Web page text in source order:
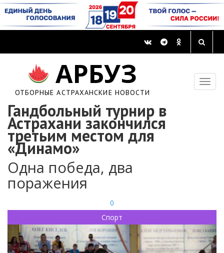
АРБУЗ
ОТБОРНЫЕ АСТРАХАНСКИЕ НОВОСТИ
Гандбольный турнир в
Астрахани закончился
третьим местом для
«Динамо»
Одна победа, два
поражения
0
Спорт